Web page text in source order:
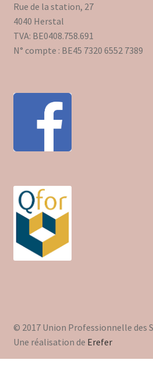
Formations Courtes
Formations Diplomantes
Contactez nous
Rue de la station, 27
4040 Herstal
TVA: BE0408.758.691
N° compte : BE45 7320 6552 7389
© 2017 Union Professionnelle des
Une réalisation de Erefer